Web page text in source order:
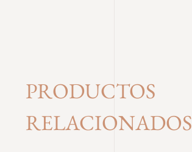
PRODUCTOS
RELACIONADOS